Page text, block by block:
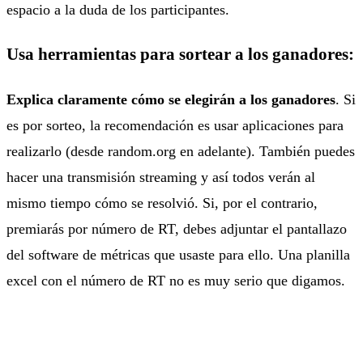
espacio a la duda de los participantes.
Usa herramientas para sortear a los ganadores:
Explica claramente cómo se elegirán a los ganadores. Si
es por sorteo, la recomendación es usar aplicaciones para
realizarlo (desde random.org en adelante). También puedes
hacer una transmisión streaming y así todos verán al
mismo tiempo cómo se resolvió. Si, por el contrario,
premiarás por número de RT, debes adjuntar el pantallazo
del software de métricas que usaste para ello. Una planilla
excel con el número de RT no es muy serio que digamos.